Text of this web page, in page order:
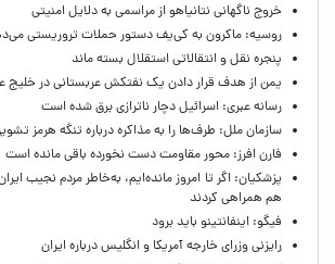
خروج ناگهانی نتانیاهو از مراسمی به دلایل امنیتی
روسیه: ماکرون به کی‌یف دستور حملات تروریستی
پنجره‌ نقل و انتقالاتی استقلال بسته ماند
یمن از هدف قرار دادن یک نفتکش عربستانی در خلیج
رسانه عبری: اسرائیل دچار ناترازی برق شده است
سازمان ملل: طرف‌ها را به مذاکره درباره تنگه هرمز
فارن افرز: محور مقاومت دست نخورده باقی مانده است
پزشکیان: اگر تا امروز مانده‌ایم، به‌خاطر مردم نجیب
هم همراهی کردند
فیگو: اینفانتینو باید برود
رایزنی وزرای خارجه آمریکا و انگلیس درباره ایران